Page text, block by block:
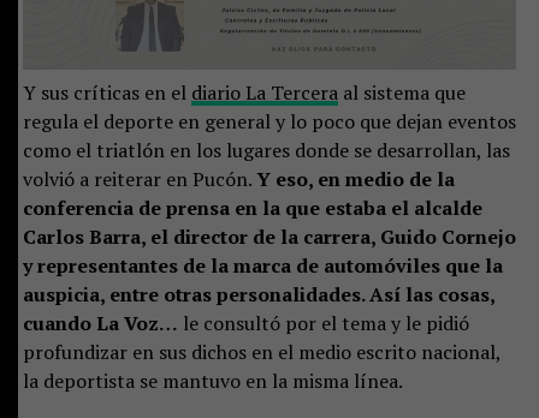
Y sus críticas en el diario La Terceraal sistema que
regula el deporte en general y lo poco que dejan eventos
como el triatlón en los lugares donde se desarrollan, las
volvió a reiterar en Pucón.Y eso, en medio de la
conferencia de prensa en la que estaba el alcalde
Carlos Barra, el director de la carrera, Guido Cornejo
y representantes de la marca de automóviles que la
auspicia, entre otras personalidades. Así las cosas,
cuando La Voz… le consultó por el tema y le pidió
profundizar en sus dichos en el medio escrito nacional,
la deportista se mantuvo en la misma línea.